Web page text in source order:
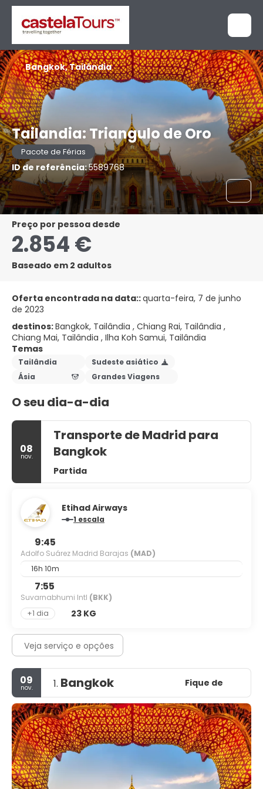
Tailandia: Triangulo de Oro
Pacote de Férias
ID de referência:5589768
Bangkok, Tailândia
preço por pessoa desde
2.854 €
Baseado em 2 adultos
Oferta encontrada na data::quarta-feira, 7 de junho
de 2023
destinos:Bangkok, Tailândia , Chiang Rai, Tailândia ,
Chiang Mai, Tailândia , Ilha Koh Samui, Tailândia
Temas
Tailândia
Sudeste asiático
Ásia
Grandes Viagens
O seu dia-a-dia
08
nov.
Transporte de Madrid para
Bangkok
Partida
Etihad Airways
1 escala
9:45
Adolfo Suárez Madrid Barajas (MAD)
16h 10m
7:55
Suvarnabhumi Intl (BKK)
+1 dia
23 KG
Veja serviço e opções
09
nov. 1. Bangkok Fique de